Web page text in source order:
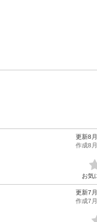
更新8
作成8
お気
更新7
作成7